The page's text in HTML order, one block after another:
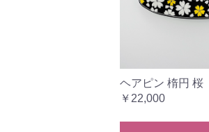
ヘアピン 楕円 桜
￥22,000